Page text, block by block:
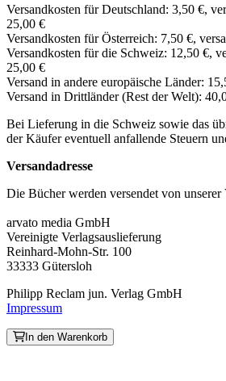
Versandkosten für Deutschland: 3,50 €,
25,00 €
Versandkosten für Österreich: 7,50 €,
Versandkosten für die Schweiz: 12,50 €,
25,00 €
Versand in andere europäische Länder:
Versand in Drittländer (Rest der Welt):
Bei Lieferung in die Schweiz sowie das
der Käufer eventuell anfallende Steuern
Versandadresse
Die Bücher werden versendet von unserer
arvato media GmbH
Vereinigte Verlagsauslieferung
Reinhard-Mohn-Str. 100
33333 Gütersloh
Philipp Reclam jun. Verlag GmbH
Impressum
In den Warenkorb